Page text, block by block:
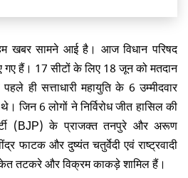
खबर सामने आई है। आज विधान परिषद
गए हैं। 17 सीटों के लिए 18 जून को मतदान
ही सत्ताधारी महायुति के 6 उम्मीदवार
जिन 6 लोगों ने निर्विरोध जीत हासिल की
(BJP) के प्राजक्त तनपुरे और अरूण
फाटक और दुष्यंत चतुर्वेदी एवं राष्ट्रवादी
तटकरे और विक्रम काकड़े शामिल हैं।